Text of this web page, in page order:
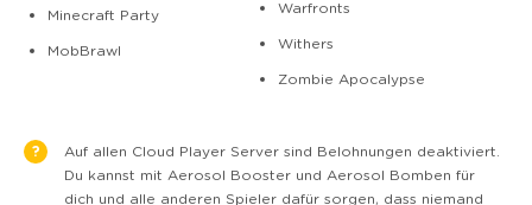
Minecraft Party
MobBrawl
Warfronts
Withers
Zombie Apocalypse
?
Auf allen Cloud Player Server sind Belohnungen deaktiviert.
Du kannst mit Aerosol Booster und Aerosol Bomben für
dich und alle anderen Spieler dafür sorgen, dass niemand